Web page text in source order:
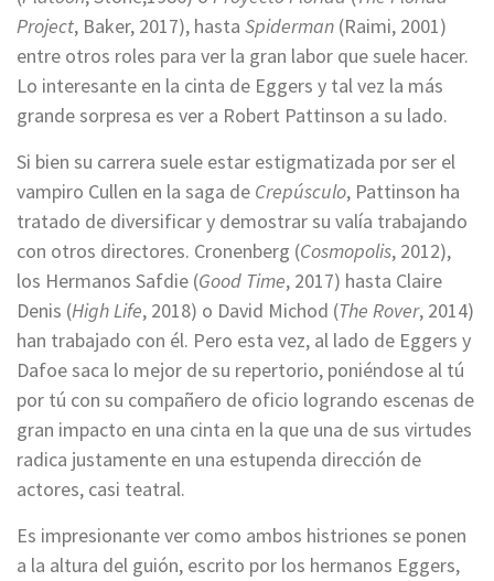
Project, Baker, 2017), hasta Spiderman (Raimi, 2001)
entre otros roles para ver la gran labor que suele hacer.
Lo interesante en la cinta de Eggers y tal vez la más
grande sorpresa es ver a Robert Pattinson a su lado.
Si bien su carrera suele estar estigmatizada por ser el
vampiro Cullen en la saga de Crepúsculo, Pattinson ha
tratado de diversificar y demostrar su valía trabajando
con otros directores. Cronenberg (Cosmopolis, 2012),
los Hermanos Safdie (Good Time, 2017) hasta Claire
Denis (High Life, 2018) o David Michod (The Rover, 2014)
han trabajado con él. Pero esta vez, al lado de Eggers y
Dafoe saca lo mejor de su repertorio, poniéndose al tú
por tú con su compañero de oficio logrando escenas de
gran impacto en una cinta en la que una de sus virtudes
radica justamente en una estupenda dirección de
actores, casi teatral.
Es impresionante ver como ambos histriones se ponen
a la altura del guión, escrito por los hermanos Eggers,